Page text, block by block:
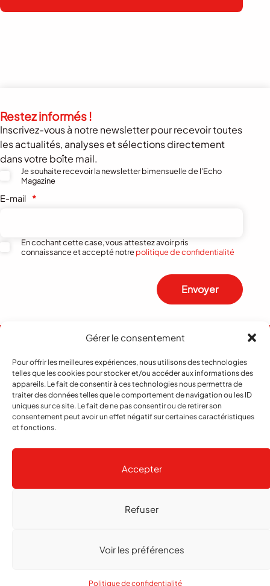
Gérer le consentement
Pour offrir les meilleures expériences, nous utilisons des technologies
telles que les cookies pour stocker et/ou accéder aux informations des
appareils. Le fait de consentir à ces technologies nous permettra de
traiter des données telles que le comportement de navigation ou les ID
uniques sur ce site. Le fait de ne pas consentir ou de retirer son
consentement peut avoir un effet négatif sur certaines caractéristiques
et fonctions.
Accepter
Refuser
Voir les préférences
Politique de confidentialité
Restez informés !
Inscrivez-vous à notre newsletter pour recevoir toutes
les actualités, analyses et sélections directement
dans votre boîte mail.
Je souhaite recevoir la newsletter bimensuelle de l'Echo
Magazine
E-mail *
En cochant cette case, vous attestez avoir pris
connaissance et accepté notrepolitique de confidentialité
Envoyer
© 2026 echo Magazine